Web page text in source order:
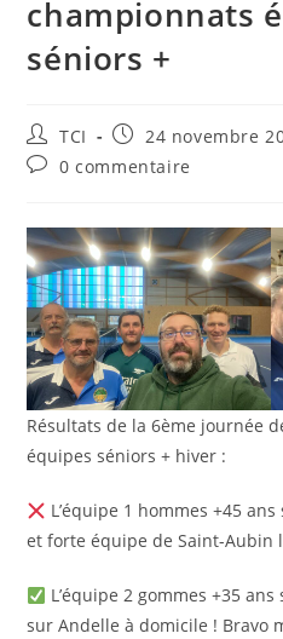
championnats
séniors +
Auteur/autrice
de
la
TCI
Publication
publiée :
24 novembre
Commentaires
publication :
0 commentaire
Résultats de la 6ème journée
équipes séniors + hiver :
L’équipe 1 hommes +45
et forte équipe de Saint-Aubin
L’équipe 2 gommes +35
sur Andelle à domicile ! Bravo